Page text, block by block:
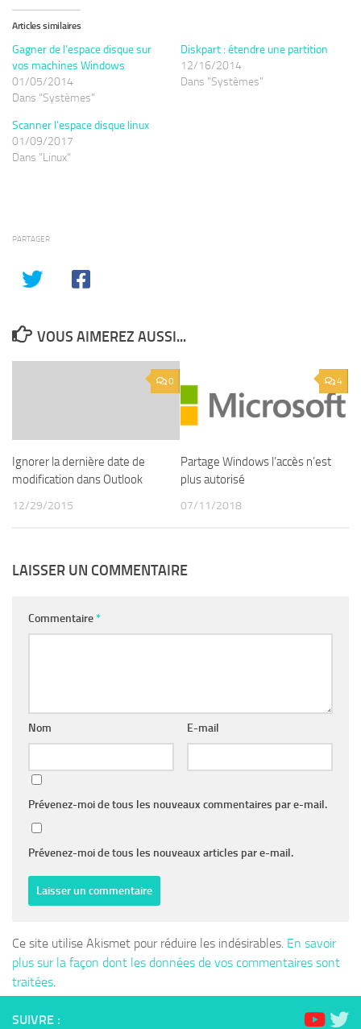
Articles similaires
Gagner de l’espace disque sur
vos machines Windows
01/05/2014
Dans "Systèmes"
Diskpart : étendre une partition
12/16/2014
Dans "Systèmes"
Scanner l’espace disque linux
01/09/2017
Dans "Linux"
PARTAGER
VOUS AIMEREZ AUSSI...
0
Ignorer la dernière date de
modification dans Outlook
12/29/2015
4
Partage Windows l’accès n’est
plus autorisé
07/11/2018
LAISSER UN COMMENTAIRE
Commentaire*
Nom E-mail
Prévenez-moi de tous les nouveaux commentaires par e-mail.
Prévenez-moi de tous les nouveaux articles par e-mail.
Ce site utilise Akismet pour réduire les indésirables. En savoir
plus sur la façon dont les données de vos commentaires sont
traitées.
SUIVRE :